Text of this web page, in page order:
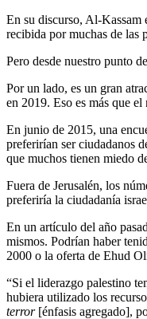
En su discurso, Al-Kassam
recibida por muchas de las
Pero desde nuestro punto
Por un lado, es un gran
en 2019. Eso es más que
En junio de 2015, una
preferirían ser ciudadanos
que muchos tienen miedo
Fuera de Jerusalén, los
preferiría la ciudadanía
En un artículo del año
mismos. Podrían haber
2000 o la oferta de Ehud
“Si el liderazgo palestino
hubiera utilizado los
terror[énfasis agregado],